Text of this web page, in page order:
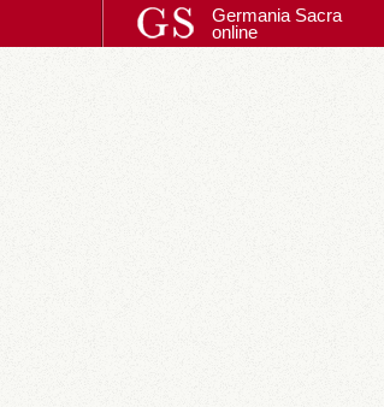
Germania Sacra
online